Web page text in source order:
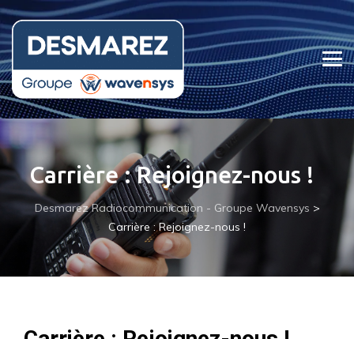
Carrière : Rejoignez-nous !
Desmarez Radiocommunication - Groupe Wavensys >
Carrière : Rejoignez-nous !